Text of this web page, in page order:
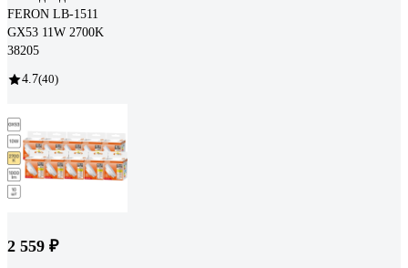
FERON LB-1511
GX53 11W 2700K
38205
4.7(40)
2 559 ₽